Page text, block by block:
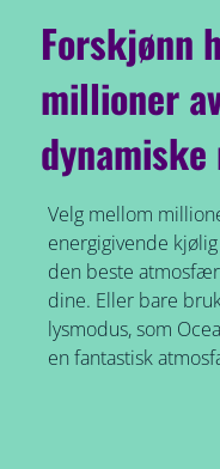
Forskjønn
millioner
Velg mellom
energigivende
den beste
dine. Eller bare
lysmodus, som
en fantastisk